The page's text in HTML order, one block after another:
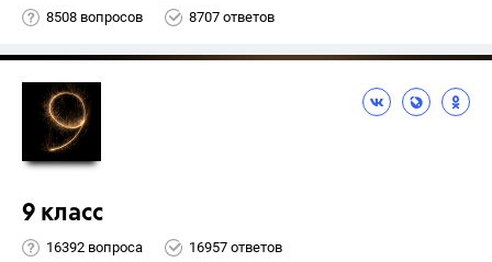
8508 вопросов 8707 ответов
9 класс
16392 вопроса 16957 ответов